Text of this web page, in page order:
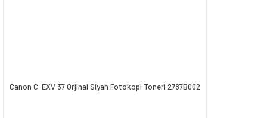
Canon C-EXV 37 Orjinal Siyah Fotokopi Toneri 2787B002